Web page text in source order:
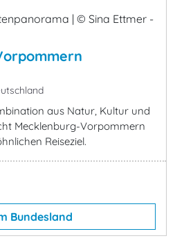
aus Natur, Kultur und
Mecklenburg-Vorpommern
Reiseziel.
Bundesland